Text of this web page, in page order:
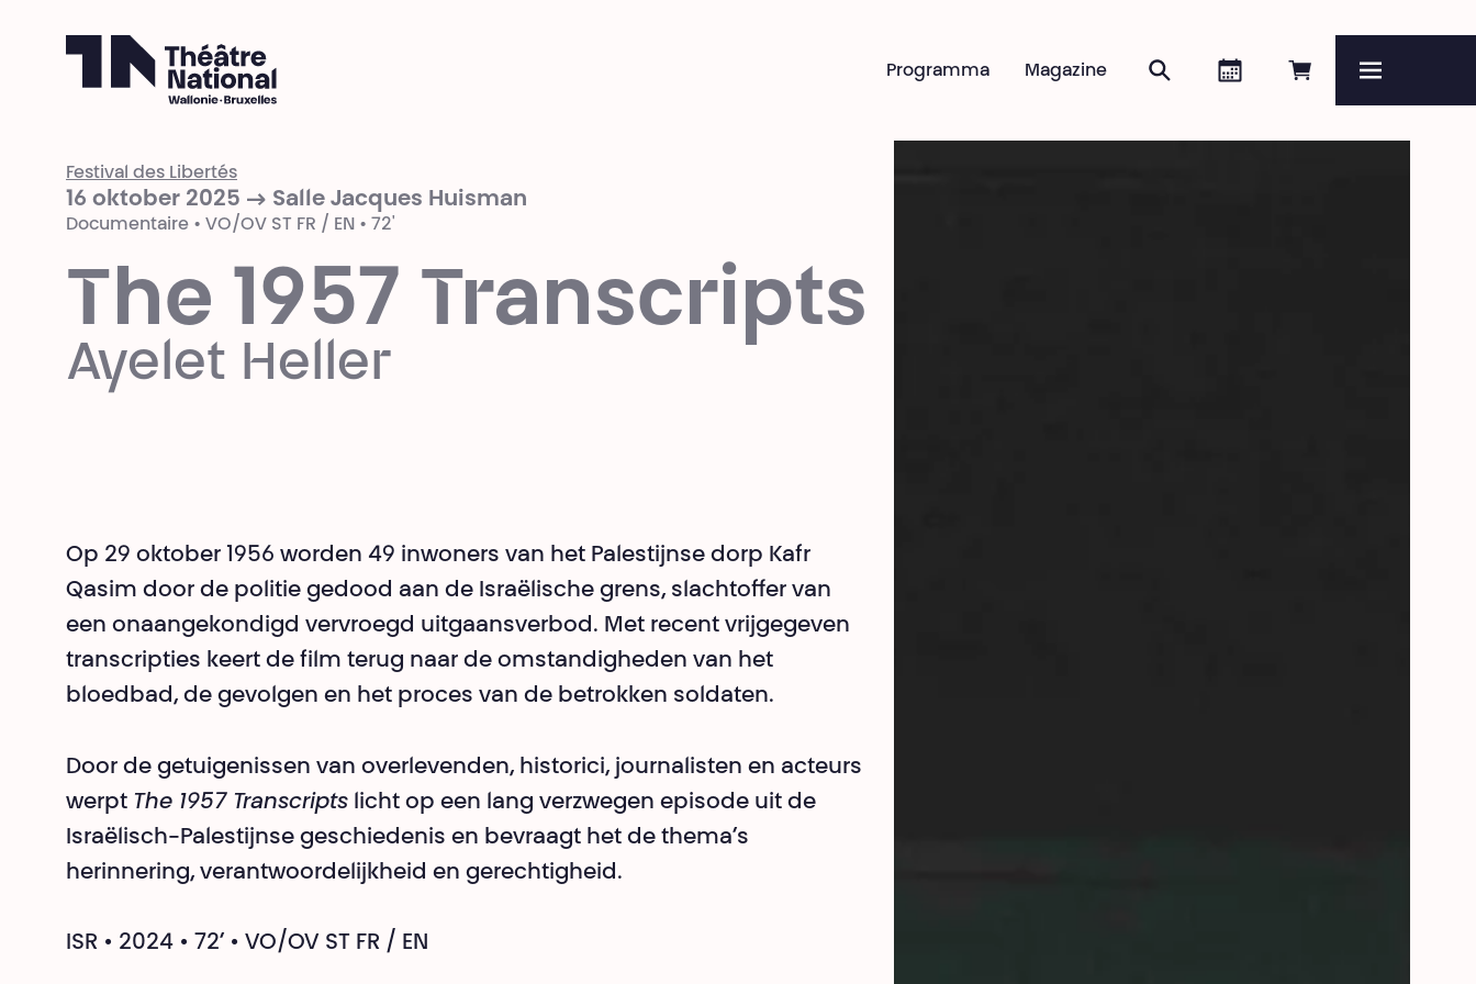
Online reserveren
Agenda
Zoeken
Magazine
Programma
Festival des Libertés
16 oktober 2025 → Salle Jacques Huisman
Documentaire • VO/OV ST FR / EN • 72'
The 1957 Transcripts
Ayelet Heller
Op 29 oktober 1956 worden 49 inwoners van het Palestijnse dorp Kafr
Qasim door de politie gedood aan de Israëlische grens, slachtoffer van
een onaangekondigd vervroegd uitgaansverbod. Met recent vrijgegeven
transcripties keert de film terug naar de omstandigheden van het
bloedbad, de gevolgen en het proces van de betrokken soldaten.
Door de getuigenissen van overlevenden, historici, journalisten en acteurs
werpt The 1957 Transcripts licht op een lang verzwegen episode uit de
Israëlisch-Palestijnse geschiedenis en bevraagt het de thema’s
herinnering, verantwoordelijkheid en gerechtigheid.
ISR • 2024 • 72’ • VO/OV ST FR / EN